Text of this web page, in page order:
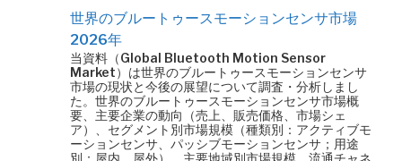
世界のブルートゥースモーションセンサ市場
2026年
当資料（Global Bluetooth Motion Sensor
Market）は世界のブルートゥースモーションセンサ
市場の現状と今後の展望について調査・分析しまし
た。世界のブルートゥースモーションセンサ市場概
要、主要企業の動向（売上、販売価格、市場シェ
ア）、セグメント別市場規模（種類別：アクティブモ
ーションセンサ、パッシブモーションセンサ；用途
別：屋内、屋外）、主要地域別市場規模、流通チャネ